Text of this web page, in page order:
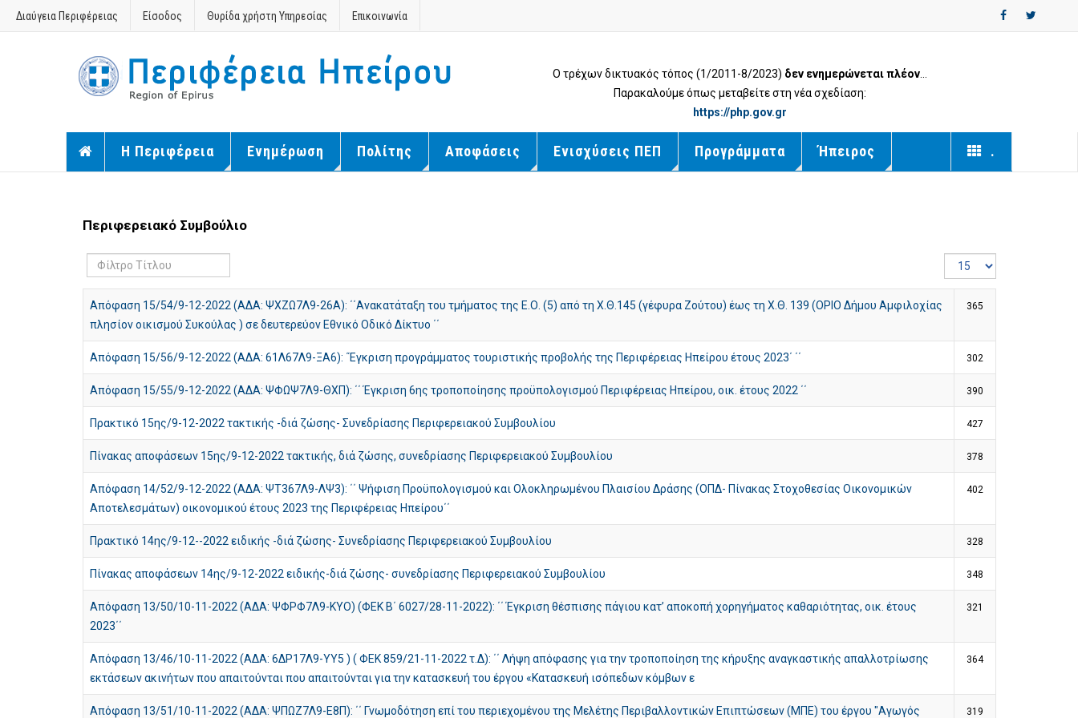
Διαύγεια Περιφέρειας Είσοδος Θυρίδα χρήστη Υπηρεσίας Επικοινωνία
Ο τρέχων δικτυακός τόπος (1/2011-8/2023) δεν ενημερώνεται πλέον
Παρακαλούμε όπως μεταβείτε στη νέα σχεδίαση:
https://php.gov.gr
Η Περιφέρεια Ενημέρωση Πολίτης Αποφάσεις Ενισχύσεις ΠΕΠ Προγράμματα Ήπειρος .
Περιφερειακό Συμβούλιο
Φίλτρο
Εμφάνιση
#
Απόφαση 15/54/9-12-2022 (ΑΔΑ: ΨΧΖΩ7Λ9-26Α): ΄΄Ανακατάταξη του τμήματος της Ε.Ο. (5) από τη Χ.Θ.145 (γέφυρα Ζούτου) έως τη Χ.Θ. 139 (ΟΡΙΟ Δήμου Αμφιλοχίας
πλησίον οικισμού Συκούλας ) σε δευτερεύον Εθνικό Οδικό Δίκτυο ΄΄
365
Απόφαση 15/56/9-12-2022 (ΑΔΑ: 61Λ67Λ9-ΞΑ6): ΄Έγκριση προγράμματος τουριστικής προβολής της Περιφέρειας Ηπείρου έτους 2023΄ ΄΄ 302
Απόφαση 15/55/9-12-2022 (ΑΔΑ: ΨΦΩΨ7Λ9-ΘΧΠ): ΄΄ Έγκριση 6ης τροποποίησης προϋπολογισμού Περιφέρειας Ηπείρου, οικ. έτους 2022 ΄΄ 390
Πρακτικό 15ης/9-12-2022 τακτικής -διά ζώσης- Συνεδρίασης Περιφερειακού Συμβουλίου 427
Πίνακας αποφάσεων 15ης/9-12-2022 τακτικής, διά ζώσης, συνεδρίασης Περιφερειακού Συμβουλίου 378
Απόφαση 14/52/9-12-2022 (ΑΔΑ: ΨΤ367Λ9-ΛΨ3): ΄΄ Ψήφιση Προϋπολογισμού και Ολοκληρωμένου Πλαισίου Δράσης (ΟΠΔ- Πίνακας Στοχοθεσίας Οικονομικών
Αποτελεσμάτων) οικονομικού έτους 2023 της Περιφέρειας Ηπείρου΄΄
402
Πρακτικό 14ης/9-12--2022 ειδικής -διά ζώσης- Συνεδρίασης Περιφερειακού Συμβουλίου 328
Πίνακας αποφάσεων 14ης/9-12-2022 ειδικής-διά ζώσης- συνεδρίασης Περιφερειακού Συμβουλίου 348
Απόφαση 13/50/10-11-2022 (ΑΔΑ: ΨΦΡΦ7Λ9-ΚΥΟ) (ΦΕΚ Β΄ 6027/28-11-2022): ΄΄ Έγκριση θέσπισης πάγιου κατ’ αποκοπή χορηγήματος καθαριότητας, οικ. έτους
2023΄΄
321
Απόφαση 13/46/10-11-2022 (ΑΔΑ: 6ΔΡ17Λ9-ΥΥ5 ) ( ΦΕΚ 859/21-11-2022 τ.Δ): ΄΄ Λήψη απόφασης για την τροποποίηση της κήρυξης αναγκαστικής απαλλοτρίωσης
εκτάσεων ακινήτων που απαιτούνται που απαιτούνται για την κατασκευή του έργου «Κατασκευή ισόπεδων κόμβων ε
364
Απόφαση 13/51/10-11-2022 (ΑΔΑ: ΨΠΩΖ7Λ9-Ε8Π): ΄΄ Γνωμοδότηση επί του περιεχομένου της Μελέτης Περιβαλλοντικών Επιπτώσεων (ΜΠΕ) του έργου "Αγωγός 319